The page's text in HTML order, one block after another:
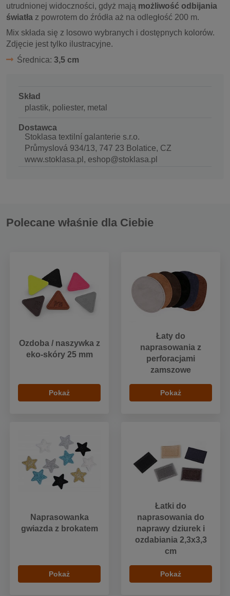
utrudnionej widoczności, gdyż mają możliwość odbijania
światła z powrotem do źródła aż na odległość 200 m.
Mix składa się z losowo wybranych i dostępnych kolorów.
Zdjęcie jest tylko ilustracyjne.
Średnica: 3,5 cm
Skład
plastik, poliester, metal
Dostawca
Stoklasa textilní galanterie s.r.o.
Průmyslová 934/13, 747 23 Bolatice, CZ
www.stoklasa.pl, eshop@stoklasa.pl
Polecane właśnie dla Ciebie
Ozdoba / naszywka z
eko-skóry 25 mm
Pokaż
Łaty do
naprasowania z
perforacjami
zamszowe
Pokaż
Naprasowanka
gwiazda z brokatem
Pokaż
Łatki do
naprasowania do
naprawy dziurek i
ozdabiania 2,3x3,3
cm
Pokaż